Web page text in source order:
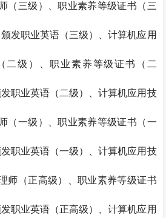
（三级）、职业素养等级证书（三
发职业英语（三级）、计算机应用
（二级）、职业素养等级证书（二
职业英语（二级）、计算机应用技
（一级）、职业素养等级证书（一
职业英语（一级）、计算机应用技
师 （正高级）、职业素养等级证书
职业英语（正高级）、计算机应用